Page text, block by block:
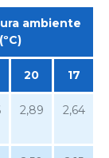
ambiente
(ºC)
20 17
2,89 2,64